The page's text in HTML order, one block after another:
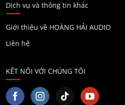
Dịch vụ và thông tin khác
Giới thiệu về HOÀNG HẢI AUDIO
Liên hệ
KẾT NỐI VỚI CHÚNG TÔI